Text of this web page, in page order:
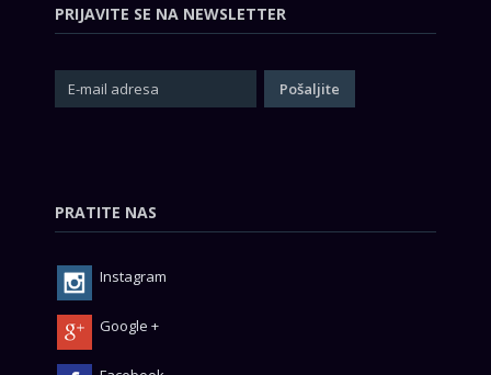
PRIJAVITE SE NA NEWSLETTER
PRATITE NAS
Instagram
Google +